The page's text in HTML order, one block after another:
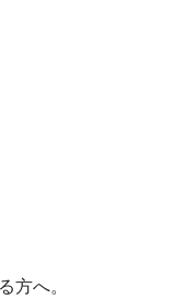
方へ。